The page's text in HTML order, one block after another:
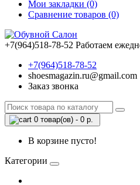
Мои закладки (0)
Сравнение товаров (0)
+7(964)518-78-52 Работаем
+7(964)518-78-52
shoesmagazin.ru@gmail.com
Заказ звонка
0 товар(ов) - 0 р.
В корзине пусто!
Категории